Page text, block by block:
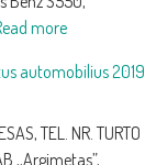
more:
m.
3
d.
automobilius 2019
TEL. NR. TURTO
,,Argimetas”,